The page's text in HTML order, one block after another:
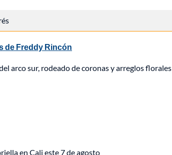
de Freddy Rincón
arco sur, rodeado de coronas y arreglos florales
en Cali este 7 de agosto